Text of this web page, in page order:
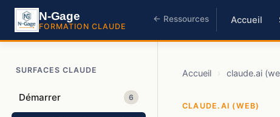
N-Gage
FORMATION CLAUDE
← Ressources Accueil
SURFACES CLAUDE
Démarrer 6
Accueil › claude.ai
CLAUDE.AI (WEB)